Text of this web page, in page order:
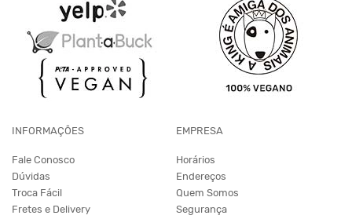
INFORMAÇÕES
Fale Conosco
Dúvidas
Troca Fácil
Fretes e Delivery
EMPRESA
Horários
Endereços
Quem Somos
Segurança